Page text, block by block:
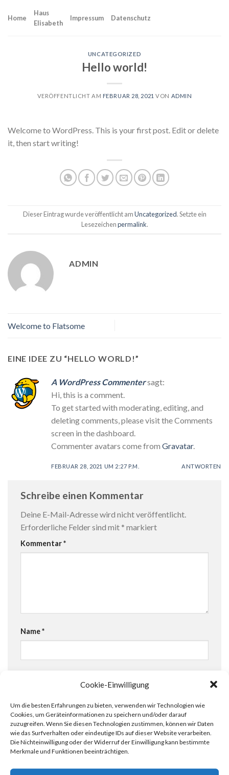
Cookie-Einwilligung
Um die besten Erfahrungen zu bieten, verwenden wir Technologien wie
Cookies, um Geräteinformationen zu speichern und/oder darauf
zuzugreifen. Wenn Sie diesen Technologien zustimmen, können wir Daten
wie das Surfverhalten oder eindeutige IDs auf dieser Website verarbeiten.
Die Nichteinwilligung oder der Widerruf der Einwilligung kann bestimmte
Merkmale und Funktionen beeinträchtigen.
Home
Haus
Elisabeth
Impressum Datenschutz
UNCATEGORIZED
Hello world!
VERÖFFENTLICHT AM FEBRUAR 28, 2021 VON ADMIN
Welcome to WordPress. This is your first post. Edit or delete
it, then start writing!
Dieser Eintrag wurde veröffentlicht amUncategorized. Setzte ein
Lesezeichenpermalink.
ADMIN
Welcome to Flatsome
EINE IDEE ZU “HELLO WORLD!”
A WordPress Commentersagt:
Hi, this is a comment.
To get started with moderating, editing, and
deleting comments, please visit the Comments
screen in the dashboard.
Commenter avatars come from Gravatar.
FEBRUAR 28, 2021 UM 2:27 P.M. ANTWORTEN
Schreibe einen Kommentar
Deine E-Mail-Adresse wird nicht veröffentlicht.
Erforderliche Felder sind mit * markiert
Kommentar*
Name*
Website